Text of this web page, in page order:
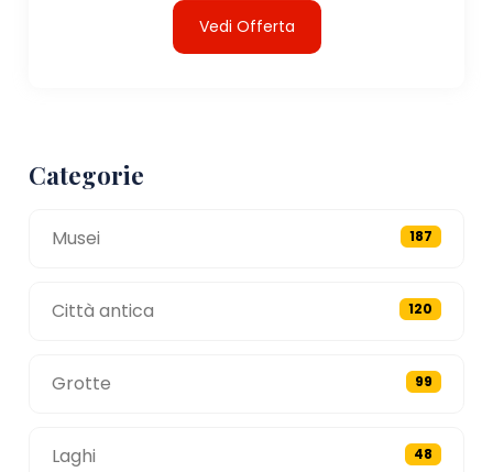
Vedi Offerta
Categorie
Musei 187
Città antica 120
Grotte 99
Laghi 48